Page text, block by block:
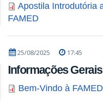
Apostila Introdutória
FAMED
25/08/2025 17:45
Informações
Bem-Vindo à FAMED